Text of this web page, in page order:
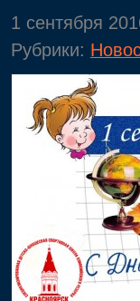
1 сентября
Рубрики: